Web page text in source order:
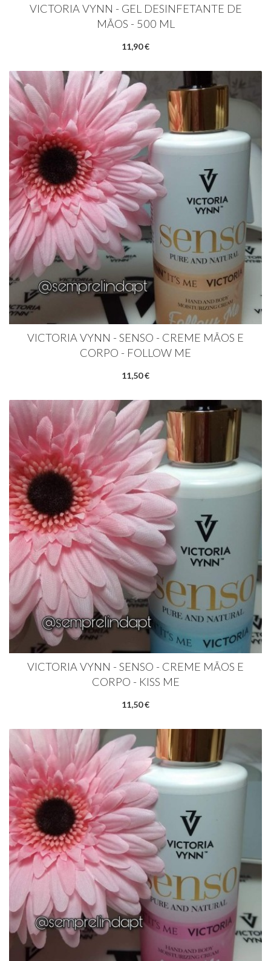
VICTORIA VYNN - GEL DESINFETANTE DE
MÃOS - 500 ML
11,90 €
VICTORIA VYNN - SENSO - CREME MÃOS E
CORPO - FOLLOW ME
11,50 €
VICTORIA VYNN - SENSO - CREME MÃOS E
CORPO - KISS ME
11,50 €